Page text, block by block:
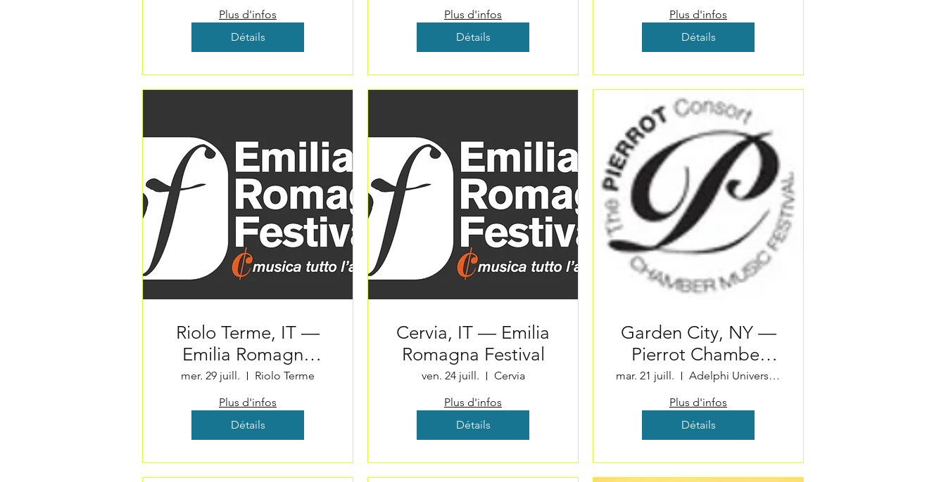
Plus d'infos
Détails
Plus d'infos
Détails
Plus d'infos
Détails
Riolo Terme, IT —
Emilia Romagna
Festival
mer. 29 juill.
Riolo Terme
Plus d'infos
Détails
Cervia, IT — Emilia
Romagna Festival
ven. 24 juill.
Cervia
Plus d'infos
Détails
Garden City, NY —
Pierrot Chamber
Music Festival
mar. 21 juill.
Adelphi University Performing Arts Cente
Plus d'infos
Détails